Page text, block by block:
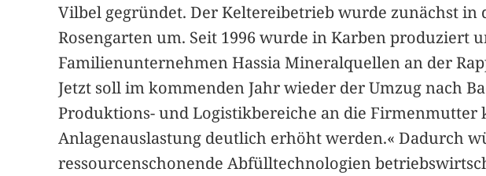
Vilbel gegründet. Der Keltereibetrieb wurde zunächst
Rosengarten um. Seit 1996 wurde in Karben produziert
Familienunternehmen Hassia Mineralquellen an der
Jetzt soll im kommenden Jahr wieder der Umzug nach
Produktions- und Logistikbereiche an die
Anlagenauslastung deutlich erhöht werden.« Dadurch
ressourcenschonende Abfülltechnologien